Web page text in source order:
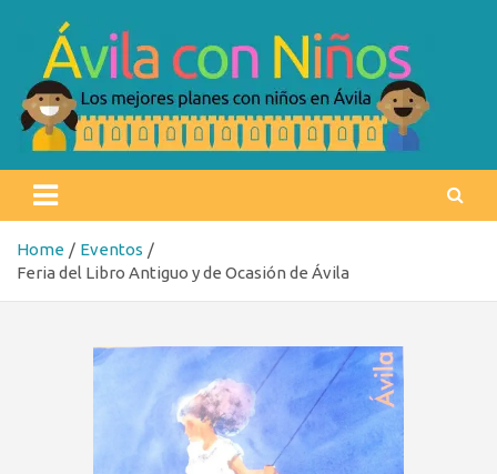
content
Ávila con niños
Home
Eventos
Feria del Libro Antiguo y de Ocasión de Ávila